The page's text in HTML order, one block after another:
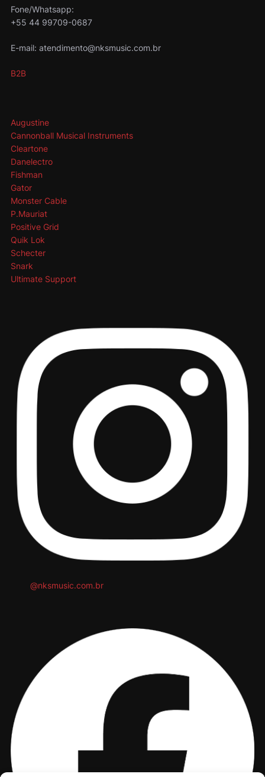
Fone/Whatsapp:
+55 44 99709-0687
E-mail: atendimento@nksmusic.com.br
B2B
Augustine
Cannonball Musical Instruments
Cleartone
Danelectro
Fishman
Gator
Monster Cable
P.Mauriat
Positive Grid
Quik Lok
Schecter
Snark
Ultimate Support
@nksmusic.com.br